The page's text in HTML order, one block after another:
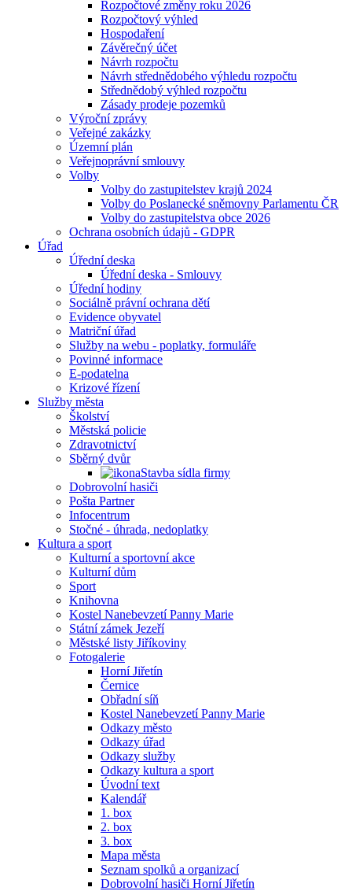
Rozpočtové změny roku 2026
Rozpočtový výhled
Hospodaření
Závěrečný účet
Návrh rozpočtu
Návrh střednědobého výhledu rozpočtu
Střednědobý výhled rozpočtu
Zásady prodeje pozemků
Výroční zprávy
Veřejné zakázky
Územní plán
Veřejnoprávní smlouvy
Volby
Volby do zastupitelstev krajů 2024
Volby do Poslanecké sněmovny Parlamentu ČR
Volby do zastupitelstva obce 2026
Ochrana osobních údajů - GDPR
Úřad
Úřední deska
Úřední deska - Smlouvy
Úřední hodiny
Sociálně právní ochrana dětí
Evidence obyvatel
Matriční úřad
Služby na webu - poplatky, formuláře
Povinné informace
E-podatelna
Krizové řízení
Služby města
Školství
Městská policie
Zdravotnictví
Sběrný dvůr
Stavba sídla firmy
Dobrovolní hasiči
Pošta Partner
Infocentrum
Stočné - úhrada, nedoplatky
Kultura a sport
Kulturní a sportovní akce
Kulturní dům
Sport
Knihovna
Kostel Nanebevzetí Panny Marie
Státní zámek Jezeří
Městské listy Jiříkoviny
Fotogalerie
Horní Jiřetín
Černice
Obřadní síň
Kostel Nanebevzetí Panny Marie
Odkazy město
Odkazy úřad
Odkazy služby
Odkazy kultura a sport
Úvodní text
Kalendář
1. box
2. box
3. box
Mapa města
Seznam spolků a organizací
Dobrovolní hasiči Horní Jiřetín